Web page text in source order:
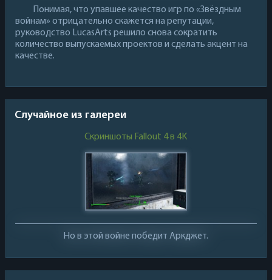
Понимая, что упавшее качество игр по «Звёздным
войнам» отрицательно скажется на репутации,
руководство LucasArts решило снова сократить
количество выпускаемых проектов и сделать акцент на
качестве.
Случайное из галереи
Скриншоты Fallout 4 в 4K
Но в этой войне победит Аркджет.